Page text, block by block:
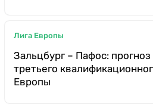
Лига Европы
Зальцбург – Пафос:
третьего
Европы